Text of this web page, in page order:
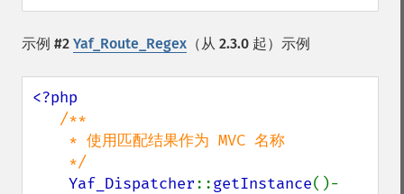
示例 #2 Yaf_Route_Regex （从 2.3.0 起）示例
<?php
/**
Yaf_Dispatcher::getInstance()-